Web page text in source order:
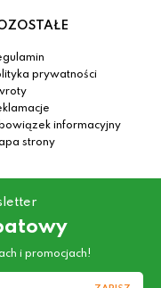
prywatności
informacyjny
strony
i promocjach!